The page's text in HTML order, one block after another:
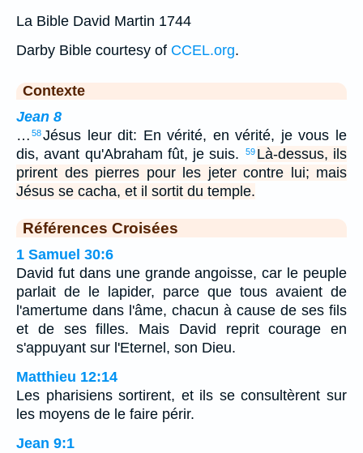
La Bible David Martin 1744
Darby Bible courtesy of CCEL.org.
Contexte
Jean 8
… 58Jésus leur dit: En vérité, en vérité, je vous le
dis, avant qu'Abraham fût, je suis.
59 Là-dessus, ils
prirent des pierres pour les jeter contre lui; mais
Jésus se cacha, et il sortit du temple.
Références Croisées
1 Samuel 30:6
David fut dans une grande angoisse, car le peuple
parlait de le lapider, parce que tous avaient de
l'amertume dans l'âme, chacun à cause de ses fils
et de ses filles. Mais David reprit courage en
s'appuyant sur l'Eternel, son Dieu.
Matthieu 12:14
Les pharisiens sortirent, et ils se consultèrent sur
les moyens de le faire périr.
Jean 9:1